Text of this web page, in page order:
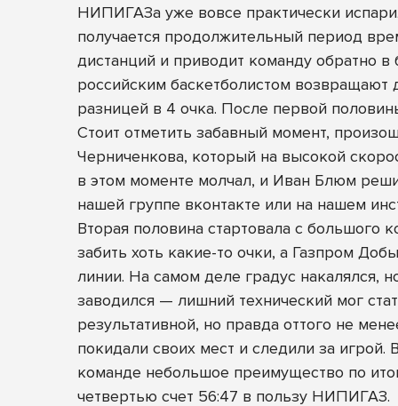
НИПИГАЗа уже вовсе практически
получается продолжительный период
дистанций и приводит команду обратно
российским баскетболистом возвращают
разницей в 4 очка. После первой
Стоит отметить забавный момент,
Черниченкова, который на высокой
в этом моменте молчал, и Иван Блюм
нашей группе вконтакте или на нашем
Вторая половина стартовала с
забить хоть какие-то очки, а Газпром
линии. На самом деле градус накалялся,
заводился — лишний технический мог
результативной, но правда оттого не
покидали своих мест и следили за
команде небольшое преимущество по
четвертью счет 56:47 в пользу НИПИГАЗ.